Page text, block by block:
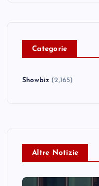
Categorie
Showbiz (2,165)
Altre Notizie